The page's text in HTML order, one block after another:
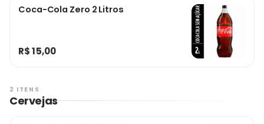
Coca-Cola Zero 2 Litros
R$ 15,00
2 ITENS
Cervejas